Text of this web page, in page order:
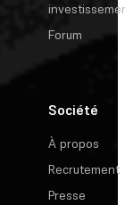
Forum
Société
À propos
Recrutement
Presse